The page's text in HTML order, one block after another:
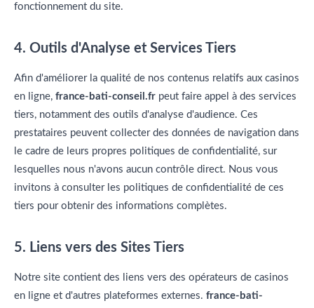
fonctionnement du site.
4. Outils d'Analyse et Services Tiers
Afin d'améliorer la qualité de nos contenus relatifs aux casinos
en ligne, france-bati-conseil.fr peut faire appel à des services
tiers, notamment des outils d'analyse d'audience. Ces
prestataires peuvent collecter des données de navigation dans
le cadre de leurs propres politiques de confidentialité, sur
lesquelles nous n'avons aucun contrôle direct. Nous vous
invitons à consulter les politiques de confidentialité de ces
tiers pour obtenir des informations complètes.
5. Liens vers des Sites Tiers
Notre site contient des liens vers des opérateurs de casinos
en ligne et d'autres plateformes externes. france-bati-